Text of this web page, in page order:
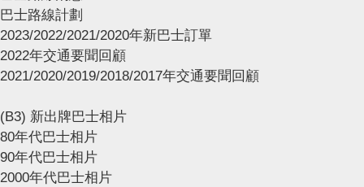
巴士路線計劃
2023/2022/2021/2020年新巴士訂單
2022年交通要聞回顧
2021/2020/2019/2018/2017年交通要聞回顧
(B3) 新出牌巴士相片
80年代巴士相片
90年代巴士相片
2000年代巴士相片